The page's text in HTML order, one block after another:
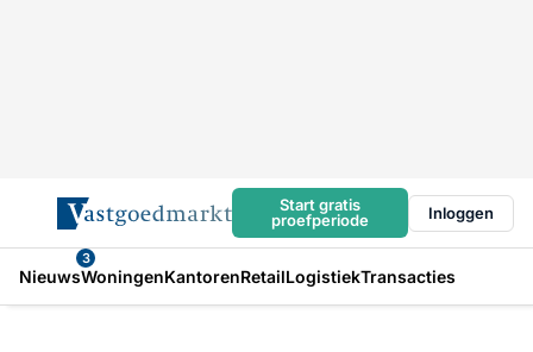
Start gratis
proefperiode
Inloggen
Nieuws
3
WoningenKantorenRetailLogistiekTransacties